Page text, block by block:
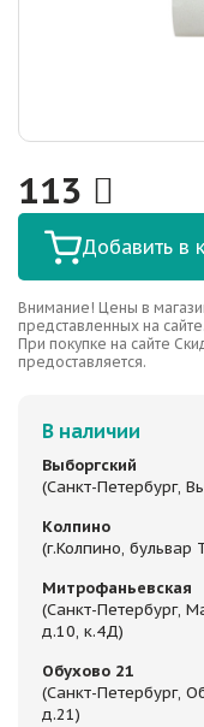
113
Добавить в
Внимание! Цены в
представленных на сайте.
При покупке на сайте
предоставляется.
В наличии
Выборгский
(Санкт-Петербург,
Колпино
(г.Колпино, бульвар
Митрофаньевская
(Санкт-Петербург,
д.10, к.4Д)
Обухово 21
(Санкт-Петербург,
д.21)